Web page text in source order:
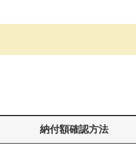
納付額確認方法